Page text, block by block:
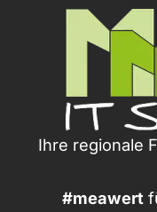
Ihre regionale
#meawert